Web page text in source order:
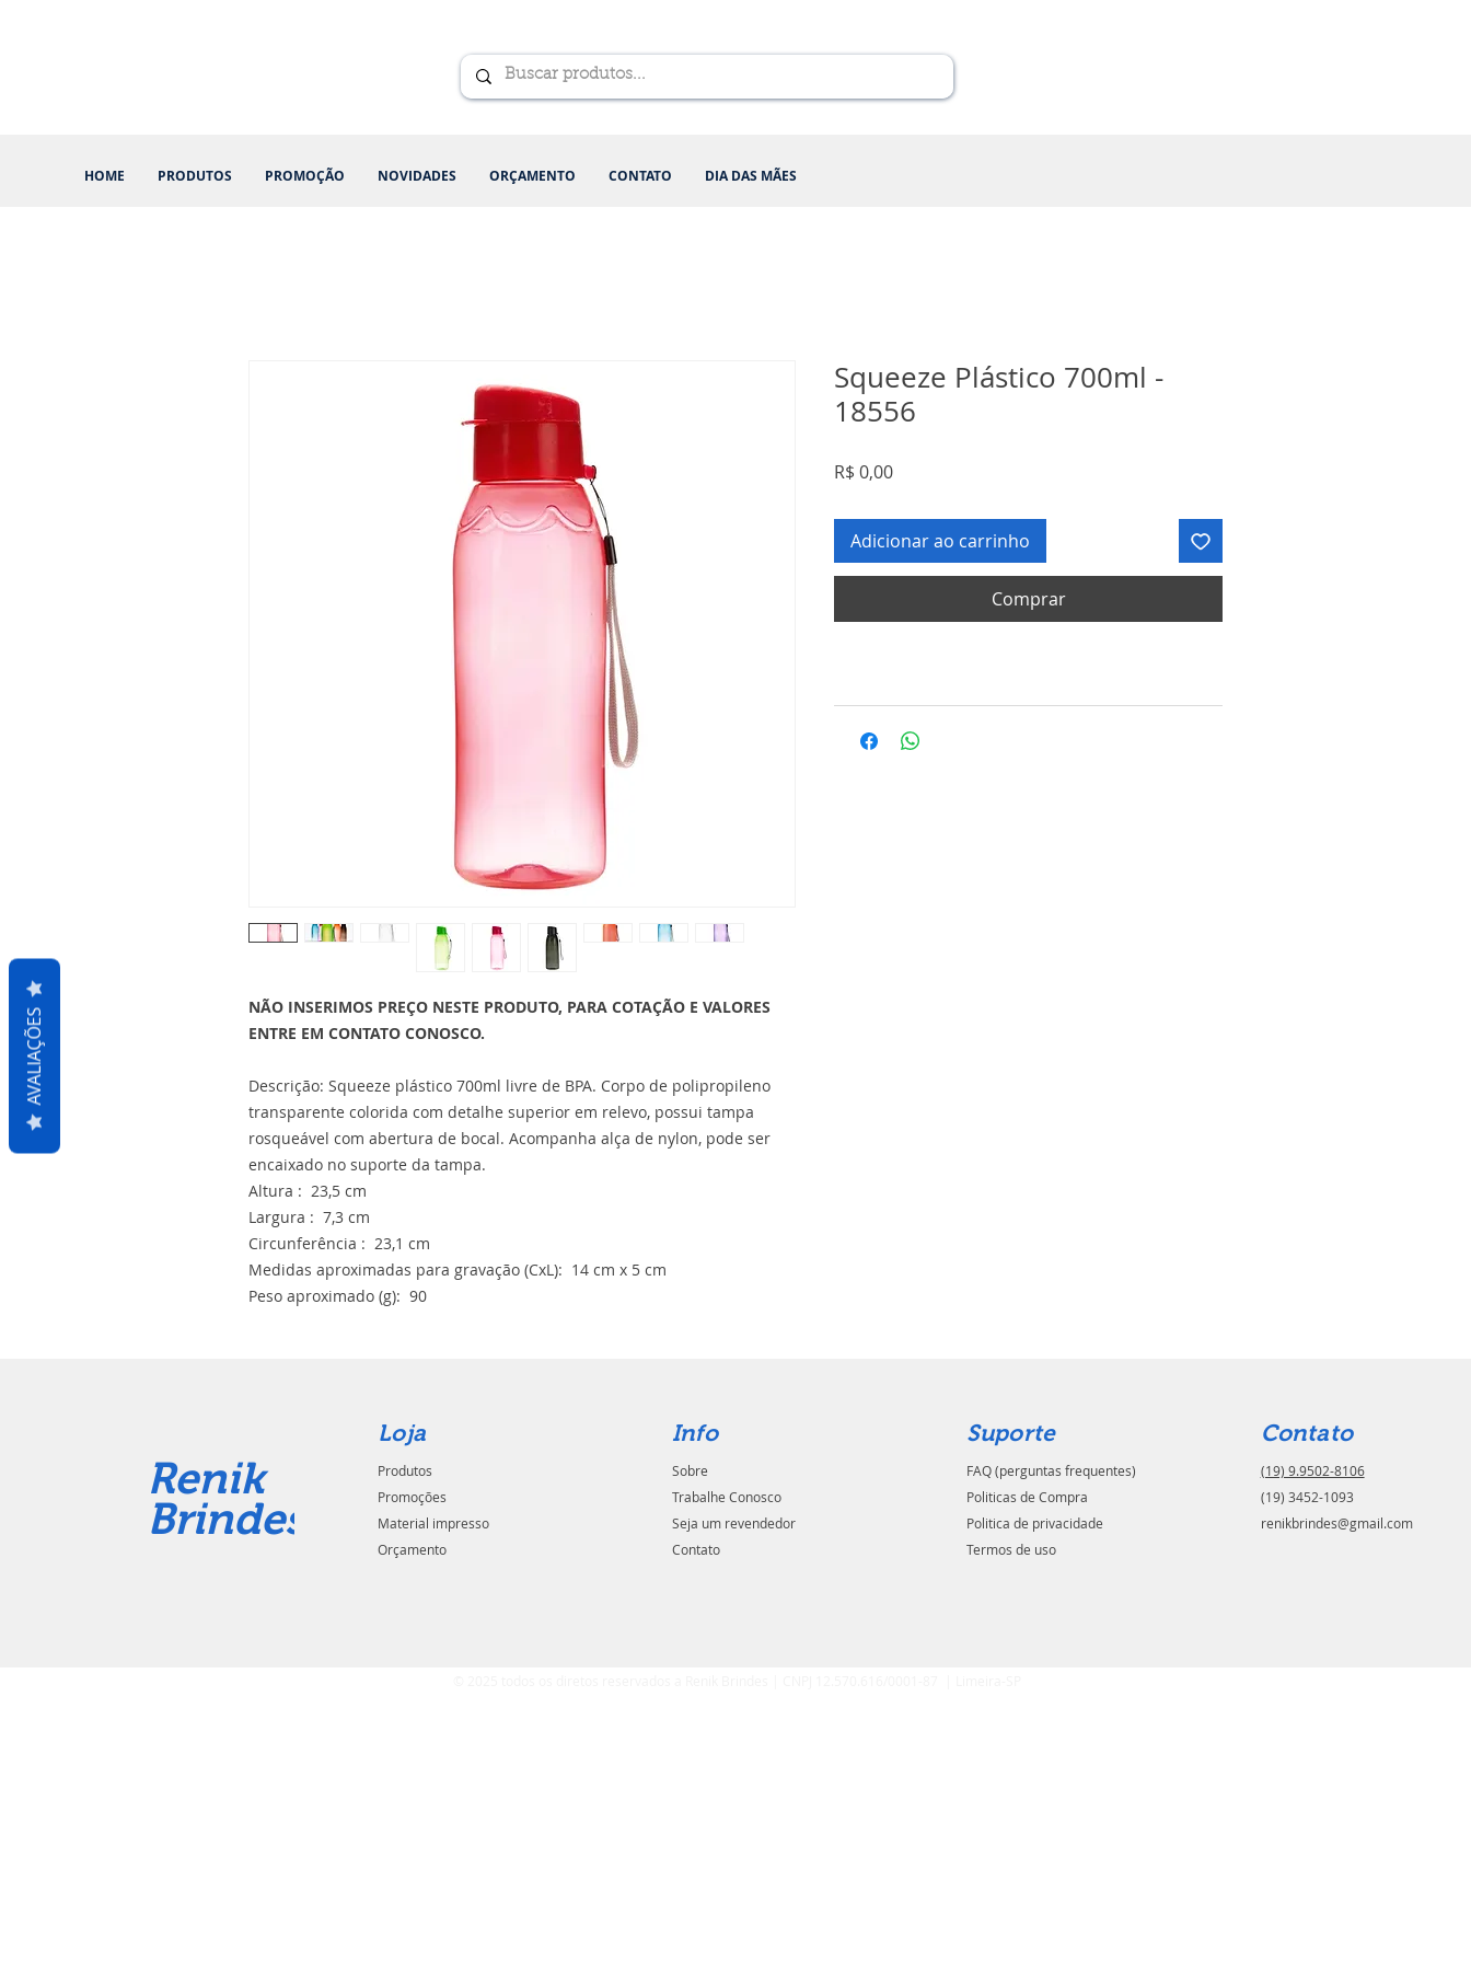
HOME PRODUTOS PROMOÇÃO NOVIDADES ORÇAMENTO CONTATO DIA DAS MÃES
NÃO INSERIMOS PREÇO NESTE PRODUTO, PARA COTAÇÃO E VALORES
ENTRE EM CONTATO CONOSCO.
Descrição: Squeeze plástico 700ml livre de BPA. Corpo de polipropileno
transparente colorida com detalhe superior em relevo, possui tampa
rosqueável com abertura de bocal. Acompanha alça de nylon, pode ser
encaixado no suporte da tampa.
Altura : 23,5 cm
Largura : 7,3 cm
Circunferência : 23,1 cm
Medidas aproximadas para gravação (CxL): 14 cm x 5 cm
Peso aproximado (g): 90
Squeeze Plástico 700ml -
18556
R$ 0,00Preço
Adicionar ao carrinho
Comprar
Renik
Brindes
Loja
Produtos
Promoções
Material impresso
Orçamento
Info
Sobre
Trabalhe Conosco
Seja um revendedor
Contato
Suporte
FAQ (perguntas frequentes)
Politicas de Compra
Politica de privacidade
Termos de uso
Contato
(19) 9.9502-8106
(19) 3452-1093
renikbrindes@gmail.com
AVALIAÇÕES